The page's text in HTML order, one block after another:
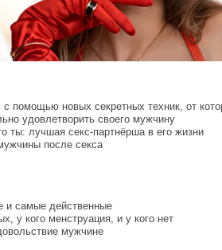
помощью новых секретных техник, от
удовлетворить своего мужчину
ты: лучшая секс-партнёрша в его жизни
после секса
и самые действенные
у кого менструация, и у кого нет
мужчине